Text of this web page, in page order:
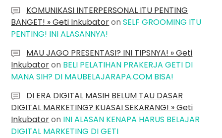
KOMUNIKASI INTERPERSONAL ITU PENTING
BANGET! » Geti InkubatoronSELF GROOMING ITU
PENTING! INI ALASANNYA!
MAU JAGO PRESENTASI? INI TIPSNYA! » Geti
Inkubatoron BELI PELATIHAN PRAKERJA GETI DI
MANA SIH? DI MAUBELAJARAPA.COM BISA!
DI ERA DIGITAL MASIH BELUM TAU DASAR
DIGITAL MARKETING? KUASAI SEKARANG! » Geti
Inkubatoron INI ALASAN KENAPA HARUS BELAJAR
DIGITAL MARKETING DI GETI